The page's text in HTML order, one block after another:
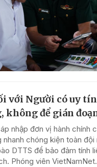
với Người có uy
không để gián
nhập đơn vị hành chính
nhanh chóng kiện toàn
DTTS để bảo đảm tính
Phóng viên